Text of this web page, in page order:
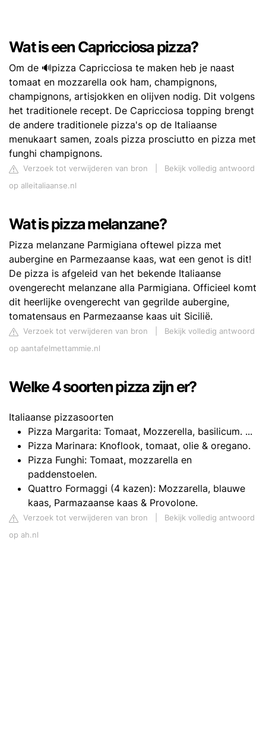
Wat is een Capricciosa pizza?
Om de 🔊pizza Capricciosa te maken heb je naast
tomaat en mozzarella ook ham, champignons,
champignons, artisjokken en olijven nodig. Dit volgens
het traditionele recept. De Capricciosa topping brengt
de andere traditionele pizza's op de Italiaanse
menukaart samen, zoals pizza prosciutto en pizza met
funghi champignons.
Verzoek tot verwijderen van bron
Bekijk volledig antwoord
op alleitaliaanse.nl
Wat is pizza melanzane?
Pizza melanzane Parmigiana oftewel pizza met
aubergine en Parmezaanse kaas, wat een genot is dit!
De pizza is afgeleid van het bekende Italiaanse
ovengerecht melanzane alla Parmigiana. Officieel komt
dit heerlijke ovengerecht van gegrilde aubergine,
tomatensaus en Parmezaanse kaas uit Sicilië.
Verzoek tot verwijderen van bron
Bekijk volledig antwoord
op aantafelmettammie.nl
Welke 4 soorten pizza zijn er?
Italiaanse pizzasoorten
Pizza Margarita: Tomaat, Mozzerella, basilicum. ...
Pizza Marinara: Knoflook, tomaat, olie & oregano.
Pizza Funghi: Tomaat, mozzarella en
paddenstoelen.
Quattro Formaggi (4 kazen): Mozzarella, blauwe
kaas, Parmazaanse kaas & Provolone.
Verzoek tot verwijderen van bron
Bekijk volledig antwoord
op ah.nl